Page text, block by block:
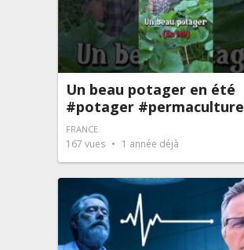
Un beau potager en été
#potager #permaculture
FRANCE
167 vues 1 année déjà